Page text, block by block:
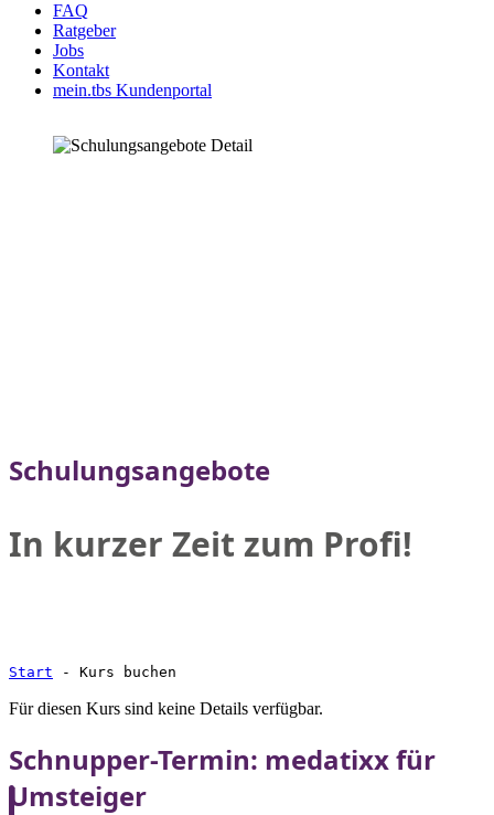
FAQ
Ratgeber
Jobs
Kontakt
mein.tbs Kundenportal
Schulungsangebote
In kurzer Zeit zum Profi!
Start - Kurs buchen
Für diesen Kurs sind keine Details verfügbar.
Schnupper-Termin: medatixx für
Umsteiger